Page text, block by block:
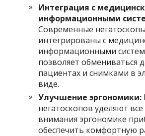
Интеграция с
информационными
Современные
интегрированы с
информационными
позволяет обмениваться
пациентах и снимками в
виде.
Улучшение эргономики:
негатоскопов уделяют
внимания эргономике
обеспечить комфортную